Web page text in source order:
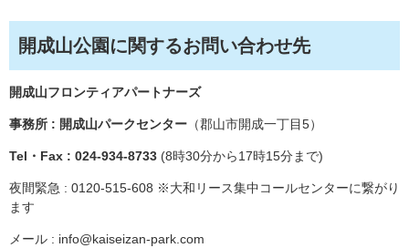
開成山公園に関するお問い合わせ先
開成山フロンティアパートナーズ
事務所 : 開成山パークセンター （郡山市開成一丁目5）
Tel・Fax : 024-934-8733 (8時30分から17時15分まで)
夜間緊急 : 0120-515-608 ※大和リース集中コールセンターに繋がり
ます
メール : info@kaiseizan-park.com